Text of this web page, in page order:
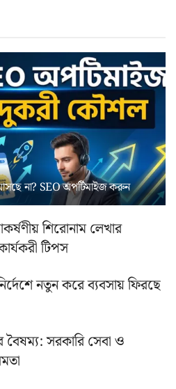
আসছে না? ‍SEO অপটিমাইজ করুন
শিরোনাম লেখার
টিপস
নতুন করে ব্যবসায় ফিরছে
বৈষম্য: সরকারি সেবা ও